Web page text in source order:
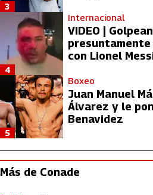
3
Internacional
VIDEO |
con Lionel
4
Boxeo
Juan Manuel
Álvarez y le
Benavidez
5
Más de Conade